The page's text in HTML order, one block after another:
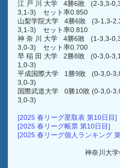
江 戸 川 大学 4勝6敗 (2-3,3-
3,1-3) セット率0.850
山梨学院大学 4勝6敗 (3-1,3-
3,1-3) セット率0.810
神 奈 川 大学 4勝6敗 (1-3,3-
3,0-3) セット率0.700
早 稲 田 大学 2勝8敗 (0-3,0-
1,0-3)
平成国際大学 1勝9敗 (0-3,0-
3,0-3)
国際武道大学 0勝10敗 (0-3,0-
3,0-3)
[2025 春リーグ星取表 第10日目]
[2025 春リーグ帳票 第10日目]
[2025 春リーグ個人ランキング
神奈川大